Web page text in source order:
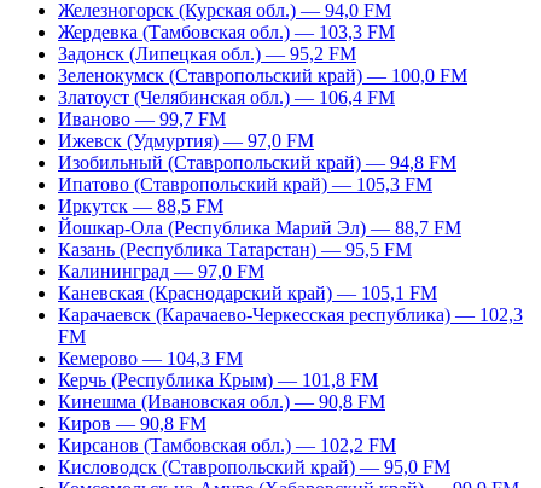
Железногорск (Курская обл.) — 94,0 FM
Жердевка (Тамбовская обл.) — 103,3 FM
Задонск (Липецкая обл.) — 95,2 FM
Зеленокумск (Ставропольский край) — 100,0 FM
Златоуст (Челябинская обл.) — 106,4 FM
Иваново — 99,7 FM
Ижевск (Удмуртия) — 97,0 FM
Изобильный (Ставропольский край) — 94,8 FM
Ипатово (Ставропольский край) — 105,3 FM
Иркутск — 88,5 FM
Йошкар-Ола (Республика Марий Эл) — 88,7 FM
Казань (Республика Татарстан) — 95,5 FM
Калининград — 97,0 FM
Каневская (Краснодарский край) — 105,1 FM
Карачаевск (Карачаево-Черкесская республика) — 102,3
FM
Кемерово — 104,3 FM
Керчь (Республика Крым) — 101,8 FM
Кинешма (Ивановская обл.) — 90,8 FM
Киров — 90,8 FM
Кирсанов (Тамбовская обл.) — 102,2 FM
Кисловодск (Ставропольский край) — 95,0 FM